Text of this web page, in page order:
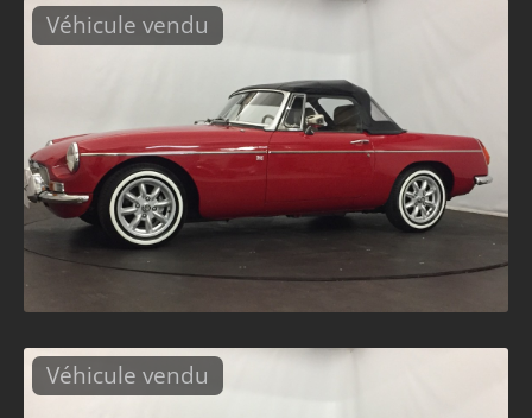
Véhicule vendu
Véhicule vendu